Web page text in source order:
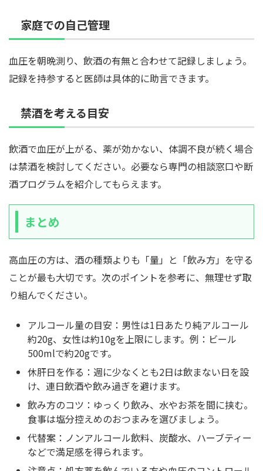
家庭での自己管理
血圧を朝晩測り、飲酒の有無と合わせて記録しましょう。
記録を持参すると医師は具体的に助言できます。
禁酒を考える目安
飲酒で血圧が上がる、薬が効かない、体調不良が続く場合
は禁酒を検討してください。必要なら専門の相談窓口や断
酒プログラムを紹介してもらえます。
まとめ
高血圧の方は、酒の種類よりも「量」と「飲み方」を守る
ことが最も大切です。次のポイントを参考に、無理せず取
り組んでください。
アルコール量の目安：男性は1日あたり純アルコール
約20g、女性は約10gを上限にします。例：ビール
500mlで約20gです。
休肝日を作る：週に少なくとも2日は飲まない日を設
け、連日飲酒や飲み過ぎを避けます。
飲み方のコツ：ゆっくり飲み、水やお茶を間に挟む。
食事は塩分控えめのおつまみを選びましょう。
代替案：ノンアルコール飲料、炭酸水、ハーブティー
などで満足感を得られます。